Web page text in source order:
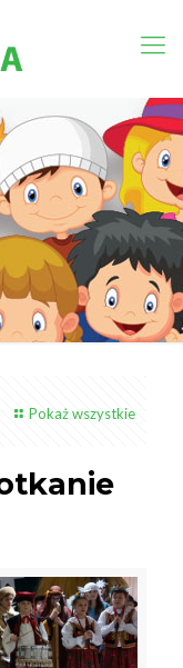
Pokaż wszystkie